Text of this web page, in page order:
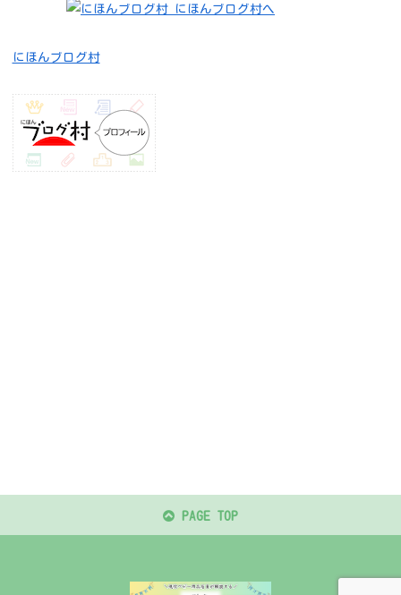
にほんブログ村
PAGE TOP